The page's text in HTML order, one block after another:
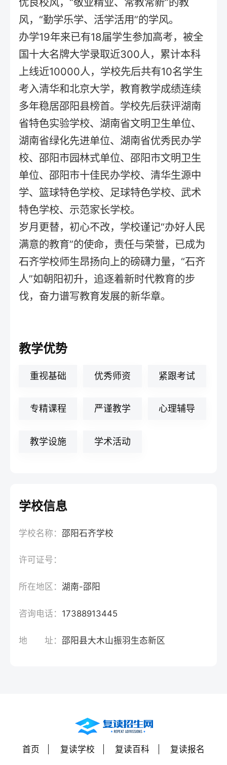
风，“勤学乐学、活学活用”的学风。
办学19年来已有18届学生参加高考，被全
国十大名牌大学录取近300人，累计本科
上线近10000人，学校先后共有10名学生
考入清华和北京大学，教育教学成绩连续
多年稳居邵阳县榜首。学校先后获评湖南
省特色实验学校、湖南省文明卫生单位、
湖南省绿化先进单位、湖南省优秀民办学
校、邵阳市园林式单位、邵阳市文明卫生
单位、邵阳市十佳民办学校、清华生源中
学、篮球特色学校、足球特色学校、武术
特色学校、示范家长学校。
岁月更替，初心不改，学校谨记“办好人民
满意的教育”的使命，责任与荣誉，已成为
石齐学校师生昂扬向上的磅礴力量，“石齐
人”如朝阳初升，追逐着新时代教育的步
伐，奋力谱写教育发展的新华章。
教学优势
重视基础 优秀师资 紧跟考试
专精课程 严谨教学 心理辅导
教学设施 学术活动
学校信息
学校名称：邵阳石齐学校
许可证号：
所在地区：湖南-邵阳
咨询电话： 17388913445
地 址：邵阳县大木山振羽生态新区
首页 复读学校 复读百科 复读报名